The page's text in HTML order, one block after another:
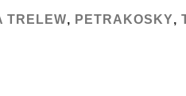
TRELEW, PETRAKOSKY,